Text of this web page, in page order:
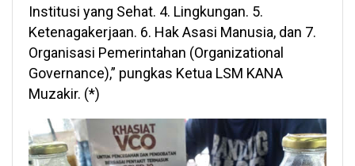
Institusi yang Sehat. 4. Lingkungan. 5.
Ketenagakerjaan. 6. Hak Asasi Manusia, dan 7.
Organisasi Pemerintahan (Organizational
Governance),” pungkas Ketua LSM KANA
Muzakir. (*)